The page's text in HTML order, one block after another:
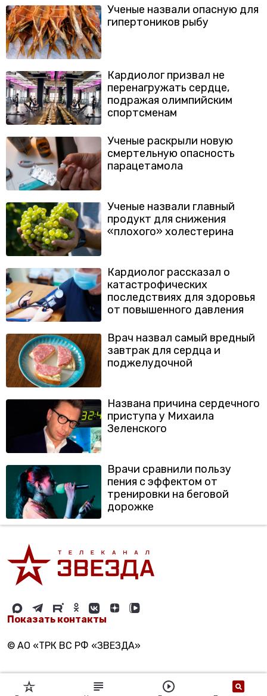
Ученые назвали опасную для
гипертоников рыбу
Кардиолог призвал не
перенагружать сердце,
подражая олимпийским
спортсменам
Ученые раскрыли новую
смертельную опасность
парацетамола
Ученые назвали главный
продукт для снижения
«плохого» холестерина
Кардиолог рассказал о
катастрофических
последствиях для здоровья
от повышенного давления
Врач назвал самый вредный
завтрак для сердца и
поджелудочной
Названа причина сердечного
приступа у Михаила
Зеленского
Врачи сравнили пользу
пения с эффектом от
тренировки на беговой
дорожке
Показать контакты
© АО «ТРК ВС РФ «ЗВЕЗДА»